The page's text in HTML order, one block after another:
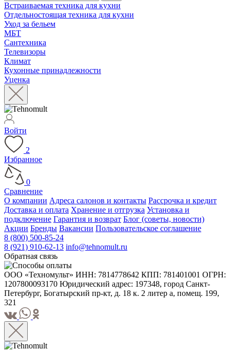
Встраиваемая техника для кухни
Отдельностоящая техника для кухни
Уход за бельем
МБТ
Сантехника
Телевизоры
Климат
Кухонные принадлежности
Уценка
Войти
2
Избранное
0
Сравнение
О компании Адреса салонов и контакты Рассрочка и кредит
Доставка и оплата Хранение и отгрузка Установка и
подключение Гарантия и возврат Блог (советы, новости)
Акции Бренды Вакансии Пользовательское соглашение
8 (800) 500-85-24
8 (921) 910-62-13 info@tehnomult.ru
Обратная связь
ООО «Техномульт» ИНН: 7814778642 КПП: 781401001 ОГРН:
1207800093170 Юридический адрес: 197348, город Санкт-
Петербург, Богатырский пр-кт, д. 18 к. 2 литер а, помещ. 199,
321